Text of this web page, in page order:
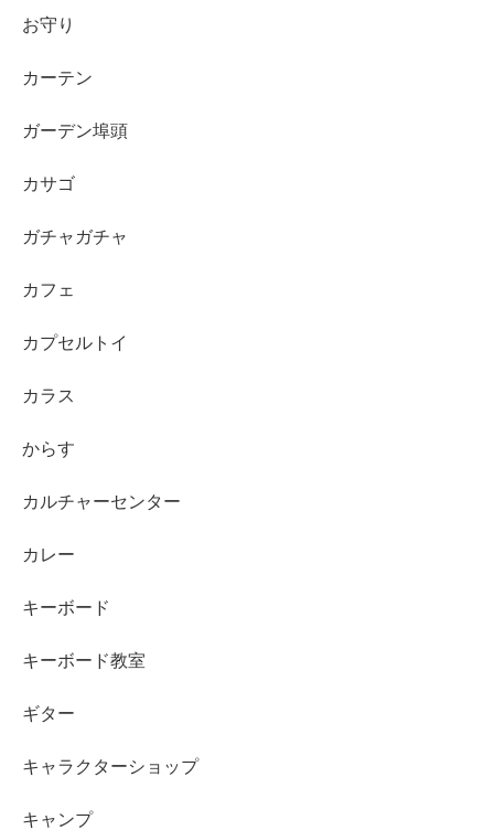
お守り
カーテン
ガーデン埠頭
カサゴ
ガチャガチャ
カフェ
カプセルトイ
カラス
からす
カルチャーセンター
カレー
キーボード
キーボード教室
ギター
キャラクターショップ
キャンプ